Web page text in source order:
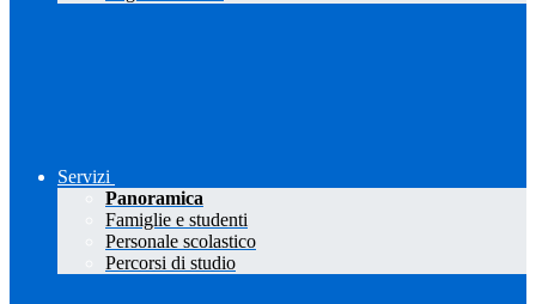
Servizi
Panoramica
Famiglie e studenti
Personale scolastico
Percorsi di studio